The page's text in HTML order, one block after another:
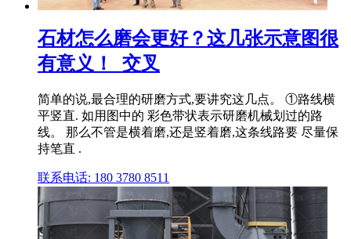
石材怎么磨会更好？这几张示意图很
有意义！_交叉
简单的说,最合理的研磨方式,要讲究这几点。 ①路线横
平竖直. 如用图中的 彩色带状表示研磨机械划过的路
线。 那么不管是横着磨,还是竖着磨,这条线路要 尽量保
持笔直 .
联系电话: 180 3780 8511